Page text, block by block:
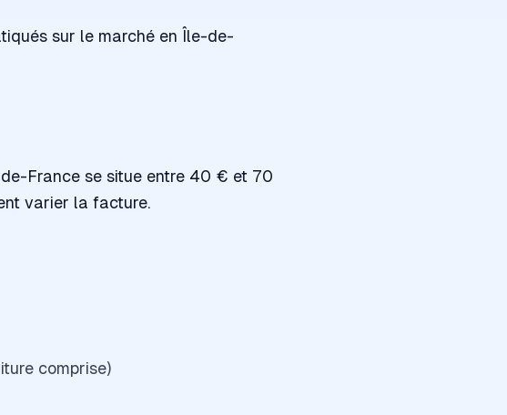
sur le marché en Île-de-
France se situe entre 40 € et 70
varier la facture.
comprise)